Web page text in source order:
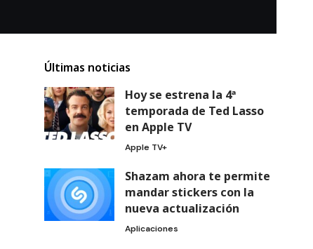
Últimas noticias
Hoy se estrena la 4ª
temporada de Ted Lasso
en Apple TV
Apple TV+
Shazam ahora te permite
mandar stickers con la
nueva actualización
Aplicaciones